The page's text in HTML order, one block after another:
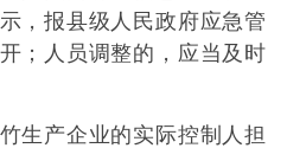
，报县级人民政府应急管
；人员调整的，应当及时
产企业的实际控制人担